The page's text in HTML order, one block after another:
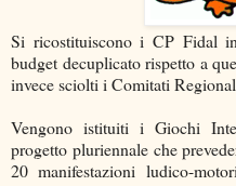
Si ricostituiscono i CP Fidal
budget decuplicato rispetto a
invece sciolti i Comitati
Vengono istituiti i Giochi
progetto pluriennale che
20 manifestazioni ludico-